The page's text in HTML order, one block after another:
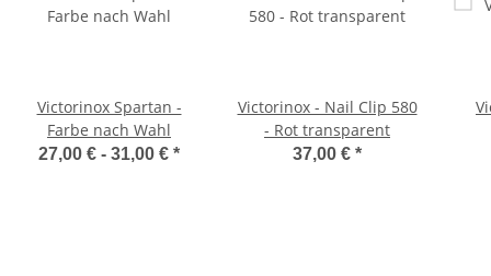
Victorinox Spartan -
Farbe nach Wahl
27,00 € - 31,00 € *
Victorinox - Nail Clip 580
- Rot transparent
37,00 € *